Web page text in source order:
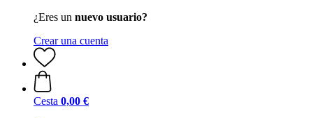
¿Eres un nuevo usuario?
Crear una cuenta
Cesta 0,00 €